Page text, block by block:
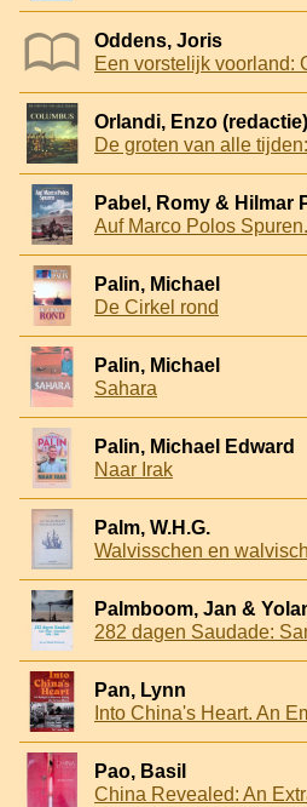
Oddens, Joris
Orlandi, Enzo (redactie)
De groten van alle
Pabel, Romy & Hilmar
Palin, Michael
De Cirkel rond
Palin, Michael
Sahara
Palin, Michael Edward
Naar Irak
Palm, W.H.G.
Walvisschen en
Pan, Lynn
Pao, Basil